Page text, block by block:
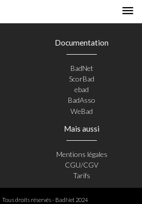
Documentation
BadNet
ScorBad
ebad
BadAsso
WeBad
Mais aussi
Mentions légales
CGU/CGV
Tarifs
Tous droits réservés - BadNet 2024